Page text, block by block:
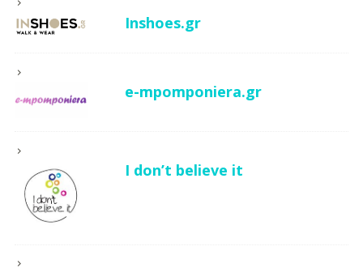
Inshoes.gr
e-mpomponiera.gr
I don’t believe it